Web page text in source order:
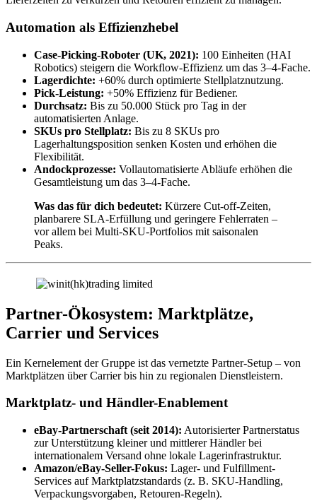
Automation als Effizienzhebel
Case-Picking-Roboter (UK, 2021): 100 Einheiten (HAI
Robotics) steigern die Workflow-Effizienz um das 3–4-Fache.
Lagerdichte: +60% durch optimierte Stellplatznutzung.
Pick-Leistung: +50% Effizienz für Bediener.
Durchsatz: Bis zu 50.000 Stück pro Tag in der
automatisierten Anlage.
SKUs pro Stellplatz: Bis zu 8 SKUs pro
Lagerhaltungsposition senken Kosten und erhöhen die
Flexibilität.
Andockprozesse: Vollautomatisierte Abläufe erhöhen die
Gesamtleistung um das 3–4-Fache.
Was das für dich bedeutet: Kürzere Cut-off-Zeiten,
planbarere SLA-Erfüllung und geringere Fehlerraten –
vor allem bei Multi-SKU-Portfolios mit saisonalen
Peaks.
Partner-Ökosystem: Marktplätze,
Carrier und Services
Ein Kernelement der Gruppe ist das vernetzte Partner-Setup – von
Marktplätzen über Carrier bis hin zu regionalen Dienstleistern.
Marktplatz- und Händler-Enablement
eBay-Partnerschaft (seit 2014): Autorisierter Partnerstatus
zur Unterstützung kleiner und mittlerer Händler bei
internationalem Versand ohne lokale Lagerinfrastruktur.
Amazon/eBay-Seller-Fokus: Lager- und Fulfillment-
Services auf Marktplatzstandards (z. B. SKU-Handling,
Verpackungsvorgaben, Retouren-Regeln).